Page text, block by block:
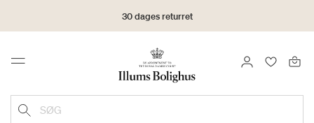
30 dages returret
Menu LOG IND
SØG